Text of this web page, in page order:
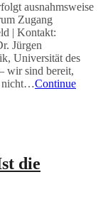
ausnahmsweise
Zugang
| Kontakt:
Jürgen
Universität des
wir sind bereit,
nicht…Continue
die